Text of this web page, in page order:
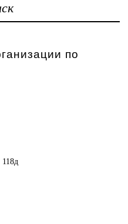
по
118д